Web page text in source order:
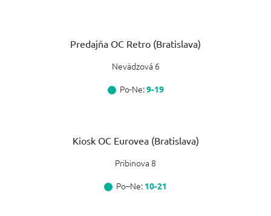
Predajňa OC Retro (Bratislava)
Nevädzová 6
Po-Ne:9-19
Kiosk OC Eurovea (Bratislava)
Pribinova 8
Po–Ne: 10-21